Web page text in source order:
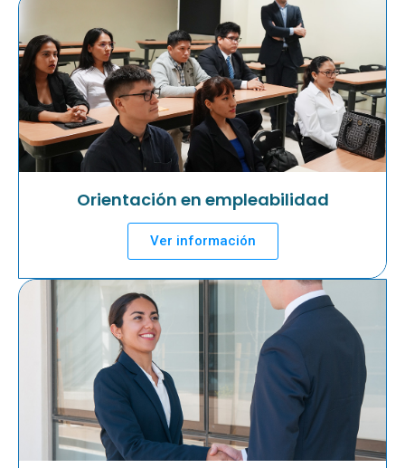
Orientación en empleabilidad
Ver información